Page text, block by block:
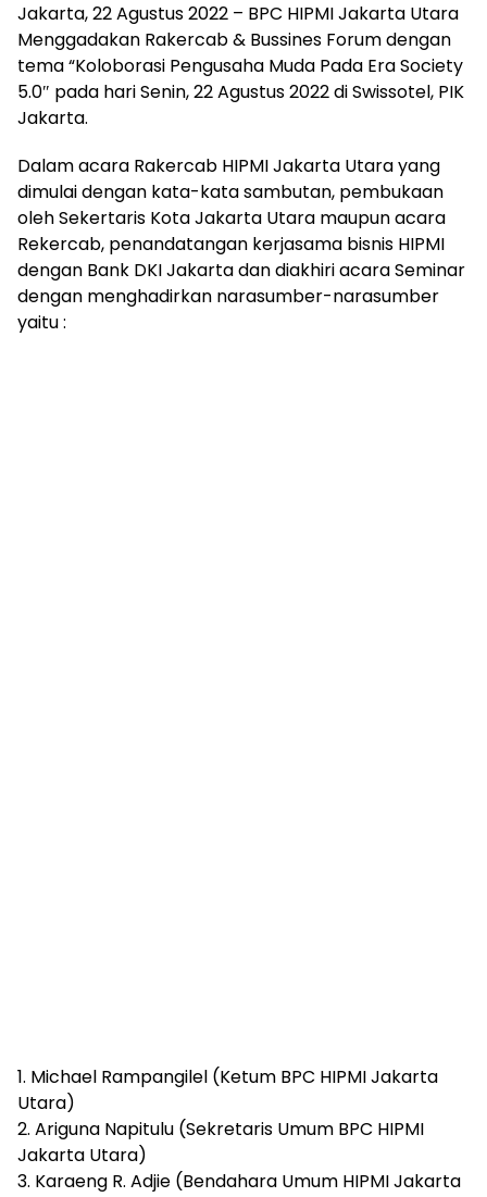
Jakarta, 22 Agustus 2022 – BPC HIPMI Jakarta Utara
Menggadakan Rakercab & Bussines Forum dengan
tema “Koloborasi Pengusaha Muda Pada Era Society
5.0″ pada hari Senin, 22 Agustus 2022 di Swissotel, PIK
Jakarta.
Dalam acara Rakercab HIPMI Jakarta Utara yang
dimulai dengan kata-kata sambutan, pembukaan
oleh Sekertaris Kota Jakarta Utara maupun acara
Rekercab, penandatangan kerjasama bisnis HIPMI
dengan Bank DKI Jakarta dan diakhiri acara Seminar
dengan menghadirkan narasumber-narasumber
yaitu :
1. Michael Rampangilel (Ketum BPC HIPMI Jakarta
Utara)
2. Ariguna Napitulu (Sekretaris Umum BPC HIPMI
Jakarta Utara)
3. Karaeng R. Adjie (Bendahara Umum HIPMI Jakarta